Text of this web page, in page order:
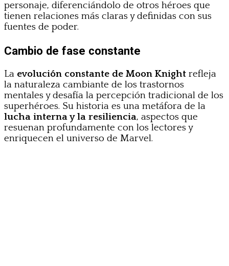
personaje, diferenciándolo de otros héroes que
tienen relaciones más claras y definidas con sus
fuentes de poder.
Cambio de fase constante
La evolución constante de Moon Knight refleja
la naturaleza cambiante de los trastornos
mentales y desafía la percepción tradicional de los
superhéroes. Su historia es una metáfora de la
lucha interna y la resiliencia, aspectos que
resuenan profundamente con los lectores y
enriquecen el universo de Marvel.